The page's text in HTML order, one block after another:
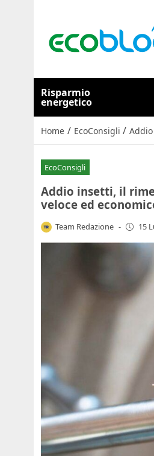
Risparmio
energetico
Home / EcoConsigli /
EcoConsigli
Addio insetti, il
veloce ed
Team Redazione - 15